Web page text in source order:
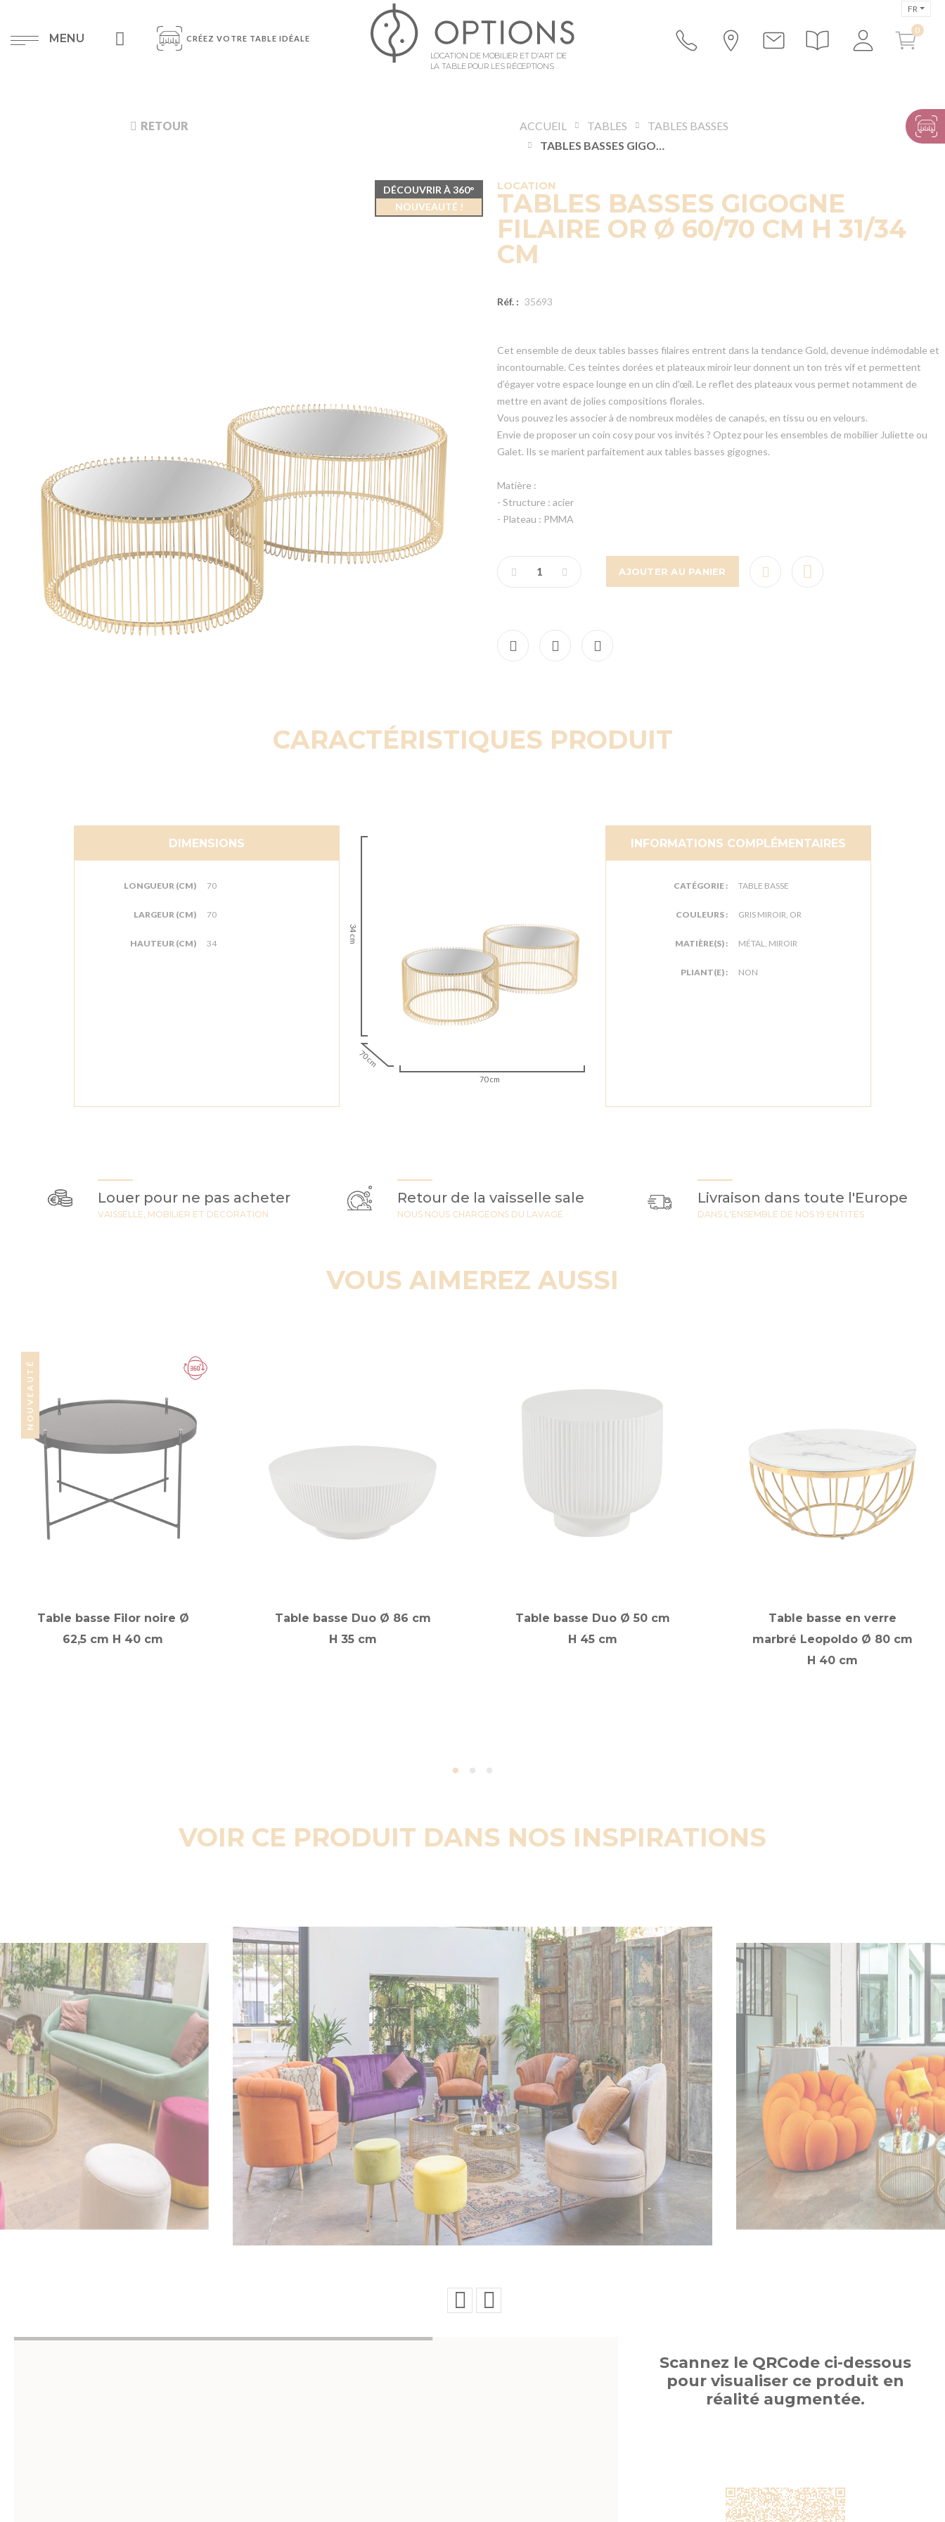
MENU CRÉEZ VOTRE TABLE IDÉALE
LOCATION DE MOBILIER ET D’ART DE
LA TABLE POUR LES RÉCEPTIONS
FR
RETOUR ACCUEIL TABLES
TABLES BASSES
TABLES BASSES GIGOGNE FILAIRE OR Ø 60/70 CM H 31/34 CM
LOCATION
TABLES BASSES GIGOGNE
FILAIRE OR Ø 60/70 CM H 31/34
CM
Réf. : 35693
Cet ensemble de deux tables basses filaires entrent dans la tendance Gold, devenue indémodable et
incontournable. Ces teintes dorées et plateaux miroir leur donnent un ton très vif et permettent
d’égayer votre espace lounge en un clin d'œil. Le reflet des plateaux vous permet notamment de
mettre en avant de jolies compositions florales.
Vous pouvez les associer à de nombreux modèles de canapés, en tissu ou en velours.
Envie de proposer un coin cosy pour vos invités ? Optez pour les ensembles de mobilier Juliette ou
Galet. Ils se marient parfaitement aux tables basses gigognes.
Matière :
- Structure : acier
- Plateau : PMMA
AJOUTER AU PANIER
DÉCOUVRIR À 360°
NOUVEAUTÉ !
CARACTÉRISTIQUES PRODUIT
DIMENSIONS
LONGUEUR (CM) 70
LARGEUR (CM) 70
HAUTEUR (CM) 34 34 cm
70 cm
70 cm
INFORMATIONS COMPLÉMENTAIRES
CATÉGORIE : TABLE BASSE
COULEURS : GRIS MIROIR, OR
MATIÈRE(S) : MÉTAL, MIROIR
PLIANT(E) : NON
Louer pour ne pas acheter
VAISSELLE, MOBILIER ET DECORATION
Retour de la vaisselle sale
NOUS NOUS CHARGEONS DU LAVAGE
Livraison dans toute l'Europe
DANS L'ENSEMBLE DE NOS 19 ENTITES
VOUS AIMEREZ AUSSI
NOUVEAUTÉ
Table basse Filor noire Ø
62,5 cm H 40 cm
Table basse Duo Ø 86 cm
H 35 cm
Table basse Duo Ø 50 cm
H 45 cm
Table basse en verre
marbré Leopoldo Ø 80 cm
H 40 cm
VOIR CE PRODUIT DANS NOS INSPIRATIONS
Scannez le QRCode ci-dessous
pour visualiser ce produit en
réalité augmentée.